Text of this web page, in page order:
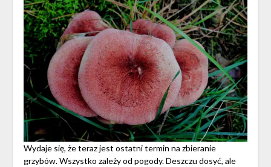
Wydaje się, że teraz jest ostatni termin na zbieranie
grzybów. Wszystko zależy od pogody. Deszczu dosyć, ale